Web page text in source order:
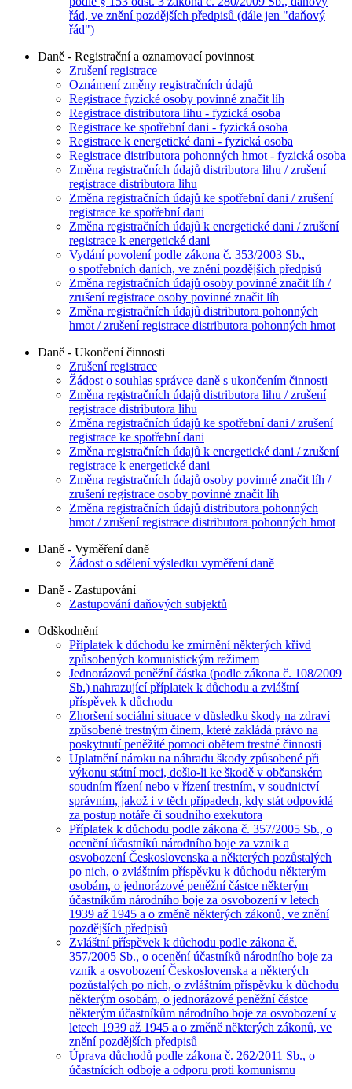
řád, ve znění pozdějších předpisů (dále jen "daňový
řád")
Daně - Registrační a oznamovací povinnost
Zrušení registrace
Oznámení změny registračních údajů
Registrace fyzické osoby povinné značit líh
Registrace distributora lihu - fyzická osoba
Registrace ke spotřební dani - fyzická osoba
Registrace k energetické dani - fyzická osoba
Registrace distributora pohonných hmot - fyzická osoba
Změna registračních údajů distributora lihu / zrušení
registrace distributora lihu
Změna registračních údajů ke spotřební dani / zrušení
registrace ke spotřební dani
Změna registračních údajů k energetické dani / zrušení
registrace k energetické dani
Vydání povolení podle zákona č. 353/2003 Sb.,
o spotřebních daních, ve znění pozdějších předpisů
Změna registračních údajů osoby povinné značit líh /
zrušení registrace osoby povinné značit líh
Změna registračních údajů distributora pohonných
hmot / zrušení registrace distributora pohonných hmot
Daně - Ukončení činnosti
Zrušení registrace
Žádost o souhlas správce daně s ukončením činnosti
Změna registračních údajů distributora lihu / zrušení
registrace distributora lihu
Změna registračních údajů ke spotřební dani / zrušení
registrace ke spotřební dani
Změna registračních údajů k energetické dani / zrušení
registrace k energetické dani
Změna registračních údajů osoby povinné značit líh /
zrušení registrace osoby povinné značit líh
Změna registračních údajů distributora pohonných
hmot / zrušení registrace distributora pohonných hmot
Daně - Vyměření daně
Žádost o sdělení výsledku vyměření daně
Daně - Zastupování
Zastupování daňových subjektů
Odškodnění
Příplatek k důchodu ke zmírnění některých křivd
způsobených komunistickým režimem
Jednorázová peněžní částka (podle zákona č. 108/2009
Sb.) nahrazující příplatek k důchodu a zvláštní
příspěvek k důchodu
Zhoršení sociální situace v důsledku škody na zdraví
způsobené trestným činem, které zakládá právo na
poskytnutí peněžité pomoci obětem trestné činnosti
Uplatnění nároku na náhradu škody způsobené při
výkonu státní moci, došlo-li ke škodě v občanském
soudním řízení nebo v řízení trestním, v soudnictví
správním, jakož i v těch případech, kdy stát odpovídá
za postup notáře či soudního exekutora
Příplatek k důchodu podle zákona č. 357/2005 Sb., o
ocenění účastníků národního boje za vznik a
osvobození Československa a některých pozůstalých
po nich, o zvláštním příspěvku k důchodu některým
osobám, o jednorázové peněžní částce některým
účastníkům národního boje za osvobození v letech
1939 až 1945 a o změně některých zákonů, ve znění
pozdějších předpisů
Zvláštní příspěvek k důchodu podle zákona č.
357/2005 Sb., o ocenění účastníků národního boje za
vznik a osvobození Československa a některých
pozůstalých po nich, o zvláštním příspěvku k důchodu
některým osobám, o jednorázové peněžní částce
některým účastníkům národního boje za osvobození v
letech 1939 až 1945 a o změně některých zákonů, ve
znění pozdějších předpisů
Úprava důchodů podle zákona č. 262/2011 Sb., o
účastnících odboje a odporu proti komunismu